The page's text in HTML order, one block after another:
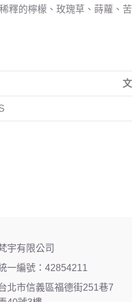
釋的檸檬、玫瑰草、蒔蘿、
宇有限公司
一編號：42854211
北市信義區福德街251巷7